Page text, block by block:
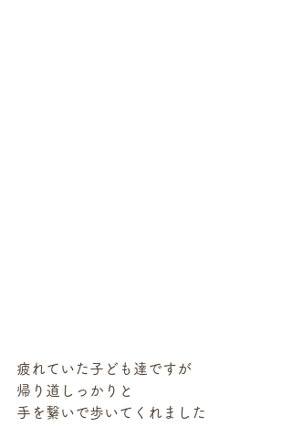
疲れていた子ども達ですが
帰り道しっかりと
手を繋いで歩いてくれました